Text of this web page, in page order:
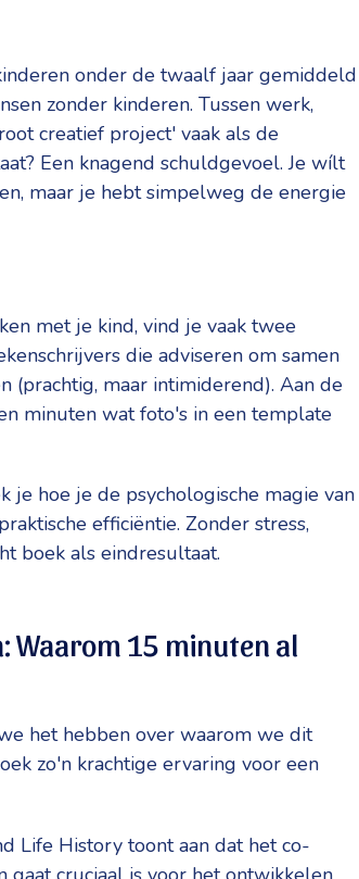
onder de twaalf jaar gemiddeld
zonder kinderen. Tussen werk,
creatief project' vaak als de
Een knagend schuldgevoel. Je wílt
maar je hebt simpelweg de energie
met je kind, vind je vaak twee
die adviseren om samen
(prachtig, maar intimiderend). Aan de
minuten wat foto's in een template
je hoe je de psychologische magie van
efficiëntie. Zonder stress,
boek als eindresultaat.
Waarom 15 minuten al
het hebben over waarom we dit
zo'n krachtige ervaring voor een
Life History toont aan dat het co-